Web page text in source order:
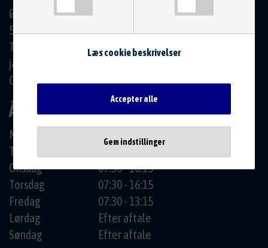
Østergade 60-62
5881 Skårup Fyn
Tlf.: 6223 1991
jan@autocentrum.dk
CVR: 10584493
ÅBNINGSTIDER
Mandag
Tirsdag
Onsdag
07:30 - 16:15
Torsdag
07:30 - 16:15
Fredag
07:30 - 13:15
Lørdag
Efter aftale
Søndag
Efter aftale
Læs cookie beskrivelser
Gem indstillinger
Accepter alle